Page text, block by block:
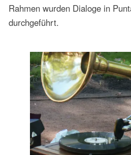
1999. Popularmusik beim Internationaler
Musik und Visionen. Deutsche Welle,
Kultur- und Wissenschaftswissenschaft/
Köln
1994. Spanien-Lateinamerika in der
Studien in Barcelona
1993. Popularmusik in Amazonien.
Kultursekretariat von Acre. Kulturhaus
Branco. Rio Branco
1989. Viola, Cavaquinho, Bandolim in
Forschung. Alberto Ikeda. Tagung bei
portugiesischsprachigen Migranten.
Kölns und ISMPS. Köln
1987. Popularmusik-Vorträge beim I.
Brasilianischen Kongress für
1987. Music in the Life of Man.
Lateinamerika und Karibik. International
Council/UNESCO. São Paulo